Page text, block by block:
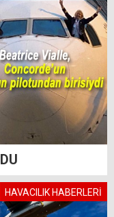
HAVACILIK HABERLERİ